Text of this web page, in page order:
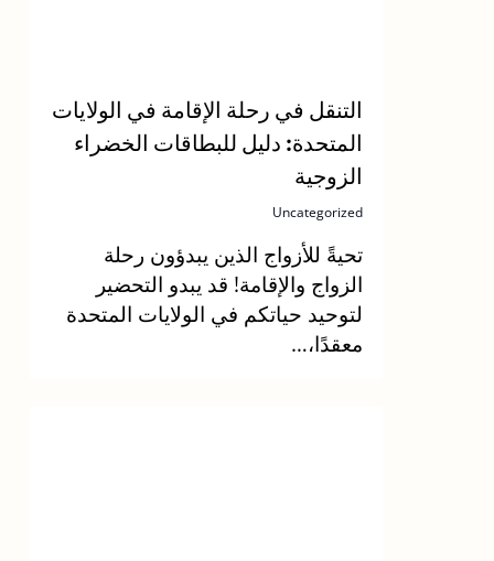
التنقل في رحلة الإقامة في الولايات
المتحدة: دليل للبطاقات الخضراء
الزوجية
Uncategorized
تحيةً للأزواج الذين يبدؤون رحلة
الزواج والإقامة! قد يبدو التحضير
لتوحيد حياتكم في الولايات المتحدة
معقدًا،…